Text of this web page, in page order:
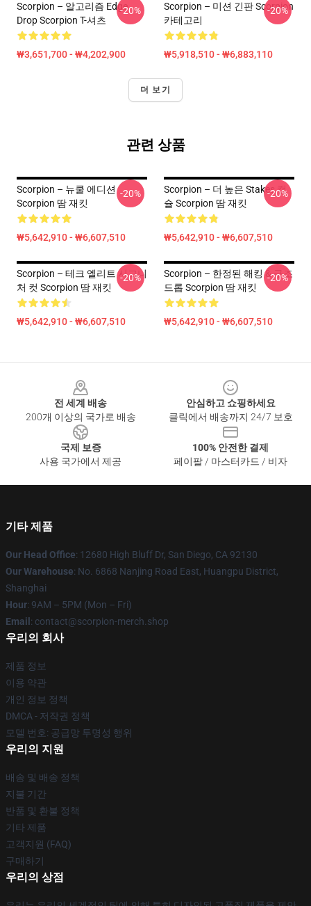
Scorpion – 알고리즘 Edge
Drop Scorpion T-셔츠
₩3,651,700 - ₩4,202,900
-20%
Scorpion – 미션 긴판 Scorpion
카테고리
₩5,918,510 - ₩6,883,110
-20%
더 보기
관련 상품
Scorpion – 뉴쿨 에디션
Scorpion 땀 재킷
₩5,642,910 - ₩6,607,510
-20%
Scorpion – 더 높은 Stakes 캡
슐 Scorpion 땀 재킷
₩5,642,910 - ₩6,607,510
-20%
Scorpion – 테크 엘리트 시그니
처 컷 Scorpion 땀 재킷
₩5,642,910 - ₩6,607,510
-20%
Scorpion – 한정된 해킹 & 구조
드롭 Scorpion 땀 재킷
₩5,642,910 - ₩6,607,510
-20%
전 세계 배송
200개 이상의 국가로 배송
안심하고 쇼핑하세요
클릭에서 배송까지 24/7 보호
국제 보증
사용 국가에서 제공
100% 안전한 결제
페이팔 / 마스터카드 / 비자
기타 제품
Our Head Office: 12680 High Bluff Dr, San Diego, CA 92130
Our Warehouse: No. 6868 Nanjing Road East, Huangpu District,
Shanghai
Hour: 9AM – 5PM (Mon – Fri)
Email : contact@scorpion-merch.shop
우리의 회사
제품 정보
이용 약관
개인 정보 정책
DMCA - 저작권 정책
모델 번호: 공급망 투명성 행위
우리의 지원
배송 및 배송 정책
지불 기간
반품 및 환불 정책
기타 제품
고객지원 (FAQ)
구매하기
우리의 상점